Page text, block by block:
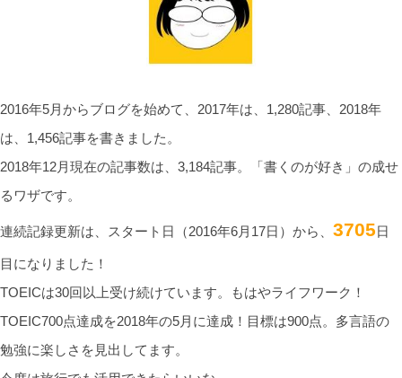
2016年5月からブログを始めて、2017年は、1,280記事、2018年
は、1,456記事を書きました。
2018年12月現在の記事数は、3,184記事。「書くのが好き」の成せ
るワザです。
連続記録更新は、スタート日（2016年6月17日）から、 3705日
目になりました！
TOEICは30回以上受け続けています。もはやライフワーク！
TOEIC700点達成を2018年の5月に達成！目標は900点。多言語の
勉強に楽しさを見出してます。